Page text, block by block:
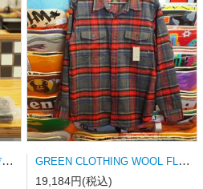
23-24 FLUX フラックスビンディング DS-LTD MATT BLACK Mサイズ GREEN CLOTHING WOOL FLANNEL SHRAT Lサイズ
19,184円(税込)